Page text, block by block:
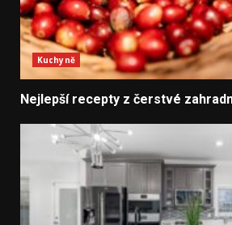
Kuchyně
Nejlepší recepty z čerstvé